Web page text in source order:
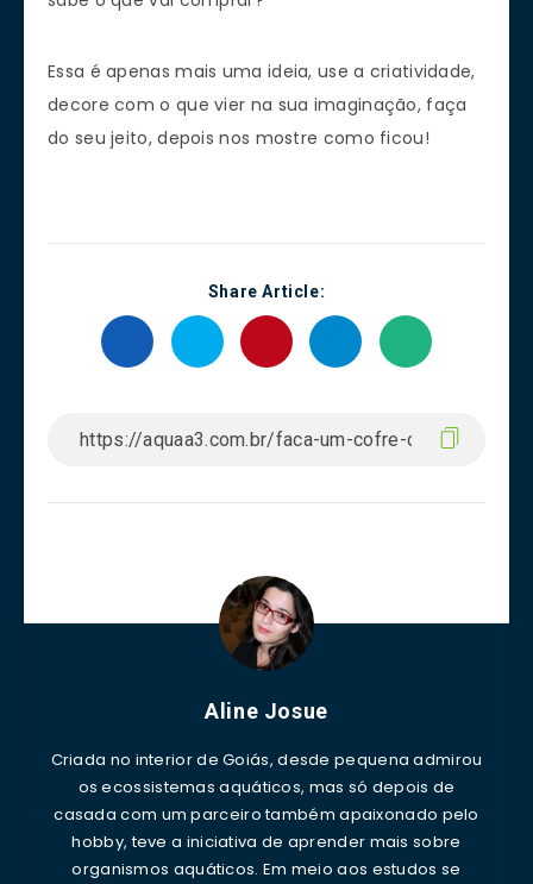
Essa é apenas mais uma ideia, use a criatividade,
decore com o que vier na sua imaginação, faça
do seu jeito, depois nos mostre como ficou!
Share Article:
Aline Josue
Criada no interior de Goiás, desde pequena admirou
os ecossistemas aquáticos, mas só depois de
casada com um parceiro também apaixonado pelo
hobby, teve a iniciativa de aprender mais sobre
organismos aquáticos. Em meio aos estudos se